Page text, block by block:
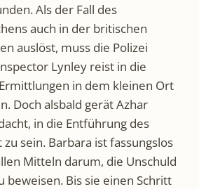
Als der Fall des
auch in der britischen
auslöst, muss die Polizei
Lynley reist in die
in dem kleinen Ort
Doch alsbald gerät Azhar
in die Entführung des
sein. Barbara ist fassungslos
Mitteln darum, die Unschuld
beweisen. Bis sie einen Schritt